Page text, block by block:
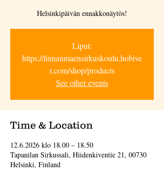
Helsinkipäivän ennakkonäytös!
Liput:
https://linnanmaensirkuskoulu.hobive
r.com/shop/products
See other events
Time & Location
12.6.2026 klo 18.00 – 18.50
Tapanilan Sirkussali, Hiidenkiventie 21, 00730
Helsinki, Finland